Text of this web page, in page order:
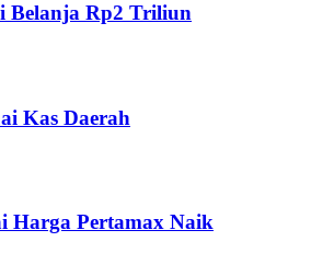
Belanja Rp2 Triliun
Kas Daerah
Harga Pertamax Naik